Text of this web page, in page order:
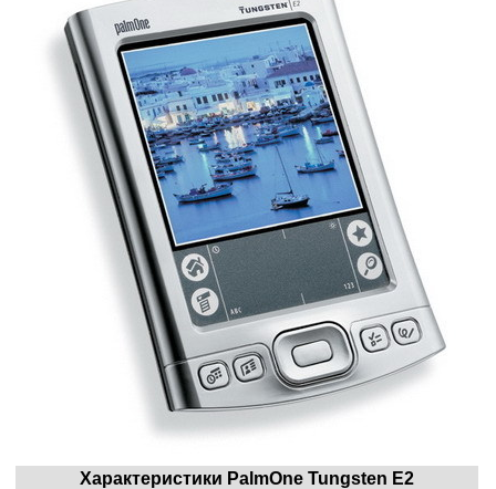
Характеристики PalmOne Tungsten E2